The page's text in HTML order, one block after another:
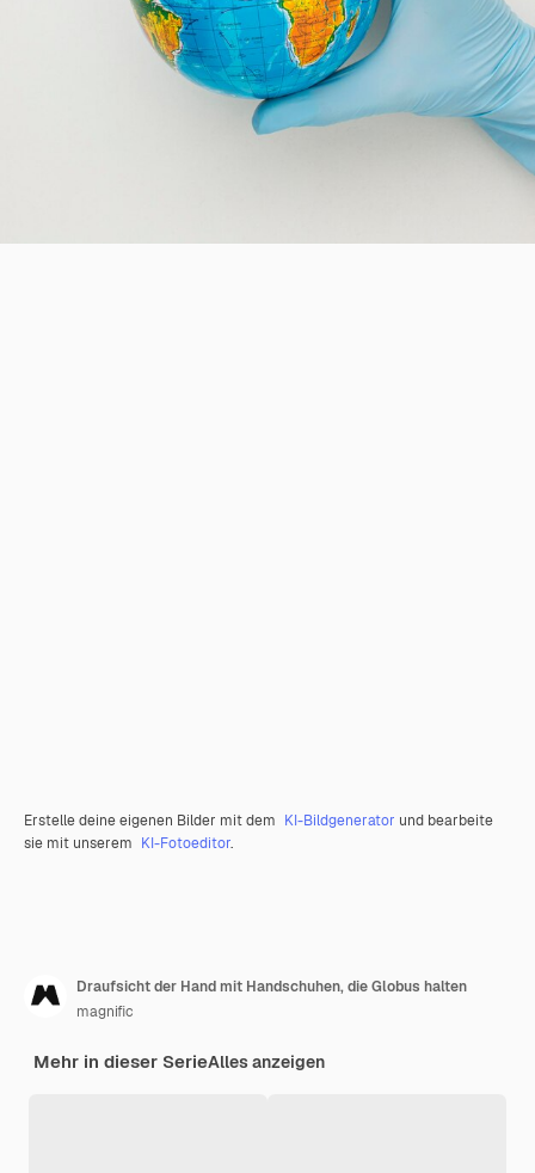
Erstelle deine eigenen Bilder mit dem KI-Bildgenerator und bearbeite
sie mit unserem KI-Fotoeditor.
Draufsicht der Hand mit Handschuhen, die Globus halten
magnific
Mehr in dieser SerieAlles anzeigen